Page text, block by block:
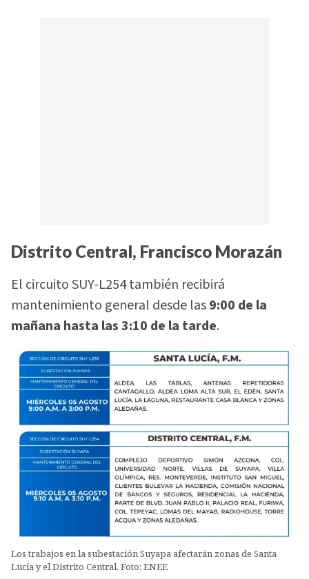
Distrito Central, Francisco Morazán
El circuito SUY-L254 también recibirá
mantenimiento general desde las9:00 de la
mañana hasta las 3:10 de la tarde.
Los trabajos en la subestación Suyapa afectarán zonas de Santa
Lucía y el Distrito Central. Foto: ENEE